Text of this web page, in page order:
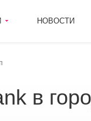
НОВОСТИ
в